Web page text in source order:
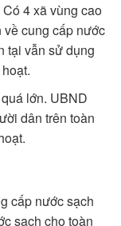
4 xã vùng cao
về cung cấp nước
tại vẫn sử dụng
lớn. UBND
dân trên toàn
cấp nước sạch
sạch cho toàn